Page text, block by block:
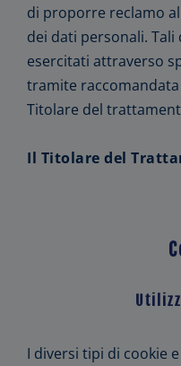
di proporre reclamo
dei dati personali.
esercitati attraverso
tramite
Titolare del
Il Titolare del
I diversi tipi di cookie